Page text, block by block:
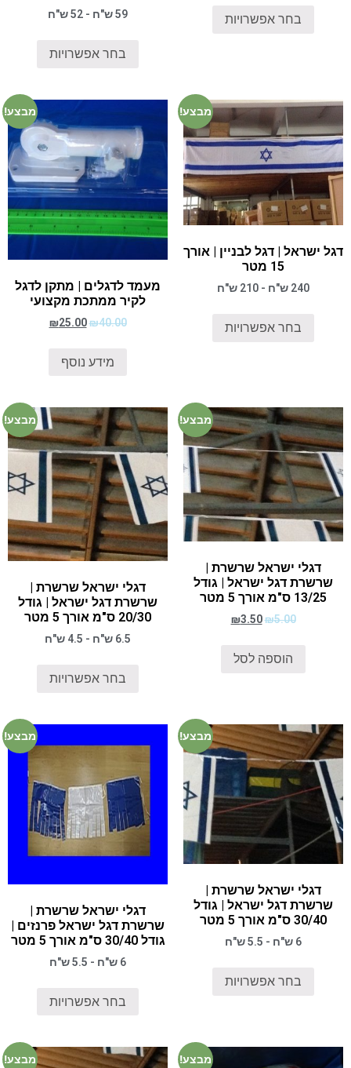
בחר אפשרויות 59 ש"ח - 52 ש"ח
בחר אפשרויות
מבצע!
דגל ישראל | דגל לבניין | אורך
15 מטר
240 ש"ח - 210 ש"ח
בחר אפשרויות
מבצע!
מעמד לדגלים | מתקן לדגל
לקיר ממתכת מקצועי
₪40.00
₪25.00
מידע נוסף
מבצע!
דגלי ישראל שרשרת |
שרשרת דגל ישראל | גודל
13/25 ס"מ אורך 5 מטר
₪5.00
₪3.50
הוספה לסל
מבצע!
דגלי ישראל שרשרת |
שרשרת דגל ישראל | גודל
20/30 ס"מ אורך 5 מטר
6.5 ש"ח - 4.5 ש"ח
בחר אפשרויות
מבצע!
דגלי ישראל שרשרת |
שרשרת דגל ישראל | גודל
30/40 ס"מ אורך 5 מטר
6 ש"ח - 5.5 ש"ח
בחר אפשרויות
מבצע!
דגלי ישראל שרשרת |
שרשרת דגל ישראל פרנזים |
גודל 30/40 ס"מ אורך 5 מטר
6 ש"ח - 5.5 ש"ח
בחר אפשרויות
מבצע! מבצע!